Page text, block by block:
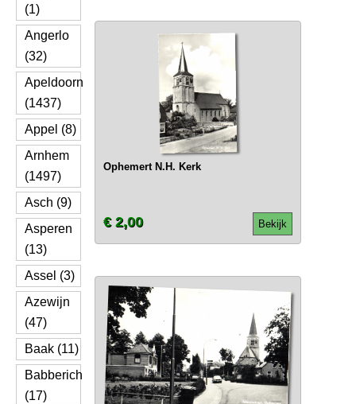
(1)
Angerlo
(32)
Apeldoorn
(1437)
Appel (8)
Arnhem
(1497)
Asch (9)
Asperen
(13)
Assel (3)
Azewijn
(47)
Baak (11)
Babberich
(17)
Ophemert N.H. Kerk
Bekijk
€ 2,00